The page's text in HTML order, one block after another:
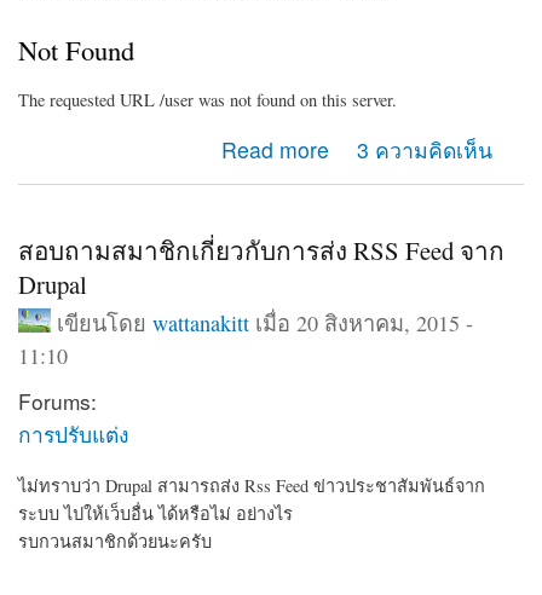
Not Found
The requested URL /user was not found on this server.
Read more
about ขอความช่วยเหลือ login เว็บไซด์ตัวเองไม่ได้ครับ
3 ความคิดเห็น
สอบถามสมาชิกเกี่ยวกับการส่ง RSS Feed จาก
Drupal
เขียนโดย wattanakittเมื่อ 20 สิงหาคม, 2015 -
11:10
Forums:
การปรับแต่ง
ไม่ทราบว่า Drupal สามารถส่ง Rss Feed ข่าวประชาสัมพันธ์จาก
ระบบ ไปให้เว็บอื่น ได้หรือไม่ อย่างไร
รบกวนสมาชิกด้วยนะครับ